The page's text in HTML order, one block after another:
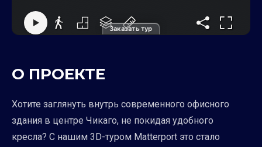
Заказать тур
О ПРОЕКТЕ
Хотите заглянуть внутрь современного офисного
здания в центре Чикаго, не покидая удобного
кресла? С нашим 3D-туром Matterport это стало